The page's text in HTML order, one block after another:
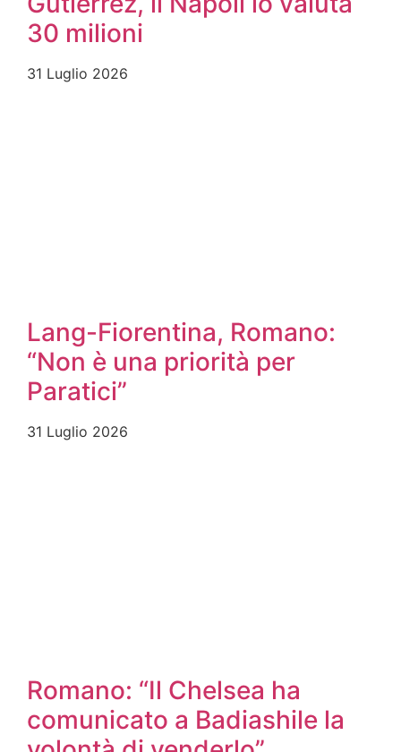
30 milioni
31 Luglio 2026
Lang-Fiorentina, Romano:
“Non è una priorità per
Paratici”
31 Luglio 2026
Romano: “Il Chelsea ha
comunicato a Badiashile la